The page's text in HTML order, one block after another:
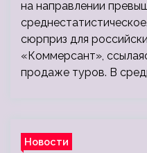
на направлении
сюрприз для
«Коммерсант»,
продаже туров. В
Новости